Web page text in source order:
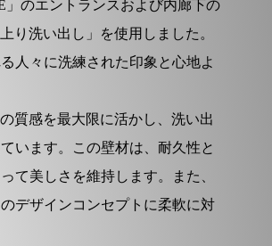
のエントランスおよび内廊下の
り洗い出し」を使用しました。
人々に洗練された印象と心地よ
質感を最大限に活かし、洗い出
います。この壁材は、耐久性と
て美しさを維持します。また、
デザインコンセプトに柔軟に対